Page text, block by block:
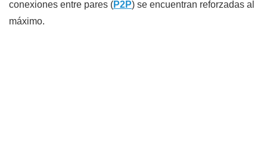
conexiones entre pares (P2P) se encuentran reforzadas al
máximo.